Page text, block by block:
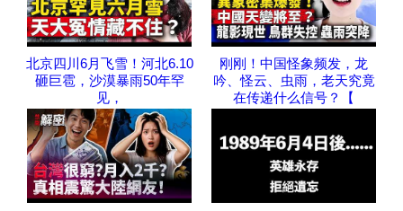
北京四川6月飞雪！河北6.10
砸巨雹，沙漠暴雨50年罕
见，
刚刚！中国怪象频发，龙
吟、怪云、虫雨，老天究竟
在传递什么信号？【